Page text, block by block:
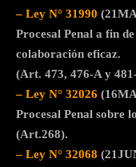
– Ley N° 31990
Procesal Penal a fin
colaboración eficaz.
(Art. 473, 476-A y
– Ley N° 32026
Procesal Penal sobre
(Art.268).
– Ley N° 32068